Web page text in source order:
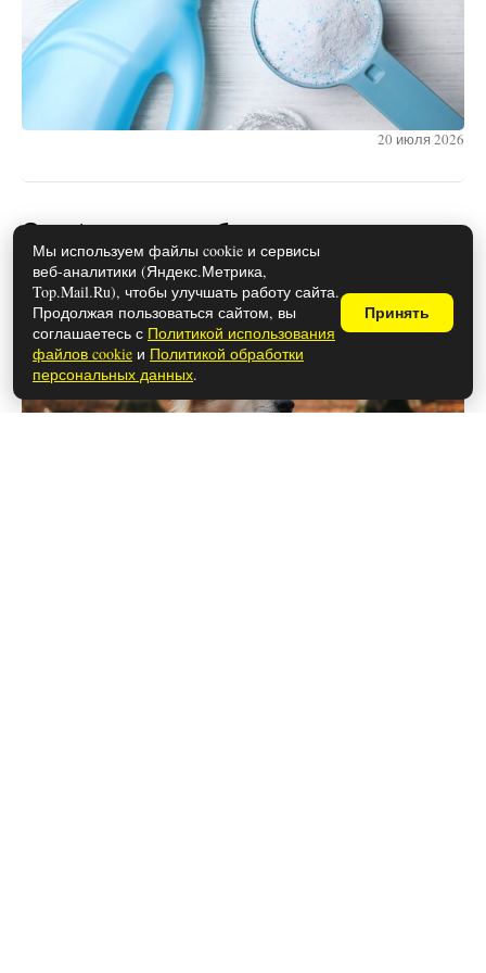
20 июля 2026
Эти 4 породы собак – самые верные:
подходят для семей с детьми
Мы используем файлы cookie и сервисы
веб-аналитики (Яндекс.Метрика,
Top.Mail.Ru), чтобы улучшать работу сайта.
Продолжая пользоваться сайтом, вы
соглашаетесь с Политикой использования
файлов cookie и Политикой обработки
персональных данных.
Принять